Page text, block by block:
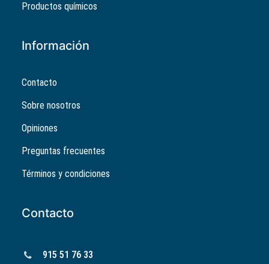
Productos químicos
Información
Contacto
Sobre nosotros
Opiniones
Preguntas frecuentes
Términos y condiciones
Contacto
915 51 76 33